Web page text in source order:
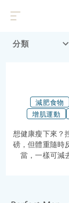
分類
減肥食物
增肌運動
想健康瘦下來？
磅，但體重隨時
當，一樣可減